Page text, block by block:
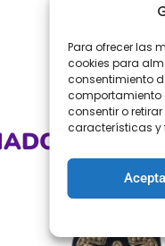
Para ofrecer las
cookies para
consentimiento
comportamiento
consentir o
características y